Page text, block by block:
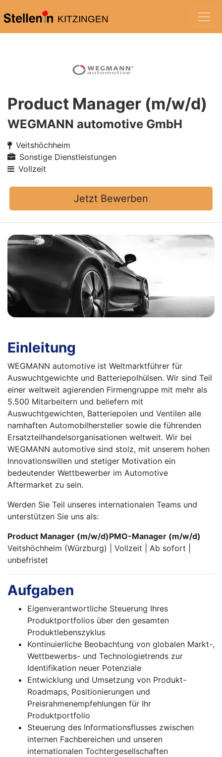
KITZINGEN
Product Manager (m/w/d)
WEGMANN automotive GmbH
Veitshöchheim
Sonstige Dienstleistungen
Vollzeit
Jetzt Bewerben
Einleitung
WEGMANN automotive ist Weltmarktführer für
Auswuchtgewichte und Batteriepolhülsen. Wir sind Teil
einer weltweit agierenden Firmengruppe mit mehr als
5.500 Mitarbeitern und beliefern mit
Auswuchtgewichten, Batteriepolen und Ventilen alle
namhaften Automobilhersteller sowie die führenden
Ersatzteilhandels­organisationen weltweit. Wir bei
WEGMANN automotive sind stolz, mit unserem hohen
Innovationswillen und stetiger Motivation ein
bedeutender Wettbewerber im Automotive
Aftermarket zu sein.
Werden Sie Teil unseres internationalen Teams und
unterstützen Sie uns als:
Product Manager (m/w/d)PMO-Manager (m/w/d)
Veitshöchheim (Würzburg) | Vollzeit | Ab sofort |
unbefristet
Aufgaben
Eigenverantwortliche Steuerung Ihres
Produktportfolios über den gesamten
Produktlebenszyklus
Kontinuierliche Beobachtung von globalen Markt-,
Wettbewerbs- und Technologietrends zur
Identifikation neuer Potenziale
Entwicklung und Umsetzung von Produkt-
Roadmaps, Positionierungen und
Preisrahmenempfehlungen für Ihr
Produktportfolio
Steuerung des Informationsflusses zwischen
internen Fachbereichen und unseren
internationalen Tochtergesellschaften